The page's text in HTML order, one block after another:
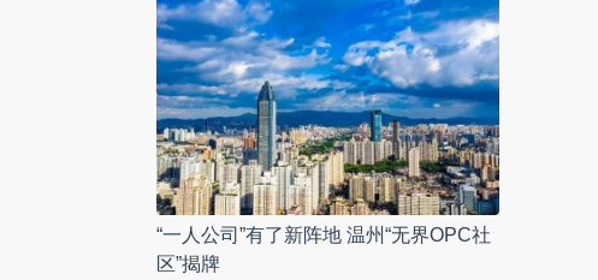
“一人公司”有了新阵地 温州“无界OPC社
区”揭牌